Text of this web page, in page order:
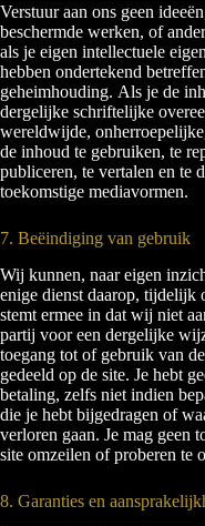
Verstuur aan ons geen
beschermde werken, of
als je eigen intellectuele
hebben ondertekend
geheimhouding. Als je de
dergelijke schriftelijke
wereldwijde,
de inhoud te gebruiken, te
publiceren, te vertalen en te
toekomstige mediavormen.
7. Beëindiging van gebruik
Wij kunnen, naar eigen
enige dienst daarop, tijdelijk
stemt ermee in dat wij niet
partij voor een dergelijke
toegang tot of gebruik van
gedeeld op de site. Je hebt
betaling, zelfs niet indien
die je hebt bijgedragen of
verloren gaan. Je mag geen
site omzeilen of proberen te
8. Garanties en